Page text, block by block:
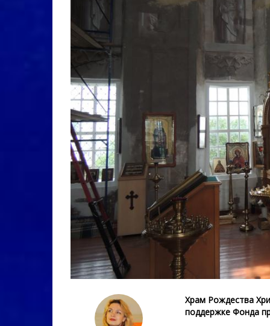
Храм Рождества
поддержке Фонда